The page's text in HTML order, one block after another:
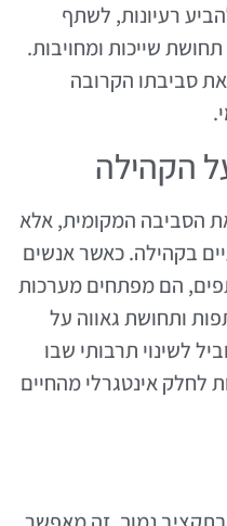
רעיונות, לשתף
שייכות ומחויבות.
סביבתו הקרובה
הקהילה
הסביבה המקומית, אלא
בקהילה. כאשר אנשים
הם מפתחים מערכות
ותחושת גאווה על
לשינוי תרבותי שבו
לחלק אינטגרלי מהחיים